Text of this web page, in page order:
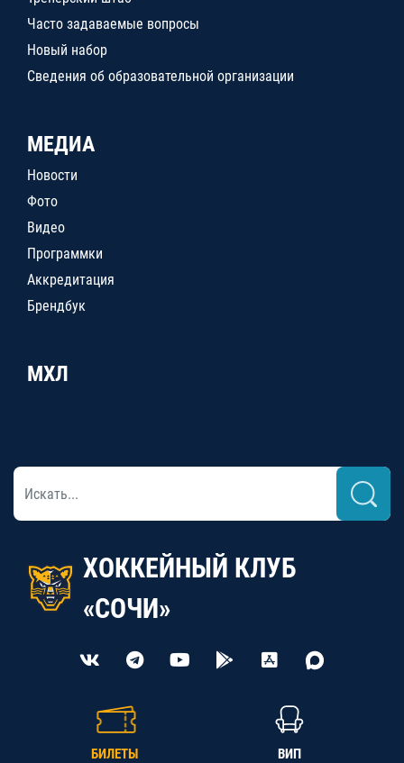
Часто задаваемые вопросы
Новый набор
Сведения об образовательной организации
МЕДИА
Новости
Фото
Видео
Программки
Аккредитация
Брендбук
МХЛ
ХОККЕЙНЫЙ КЛУБ
«СОЧИ»
БИЛЕТЫ ВИП